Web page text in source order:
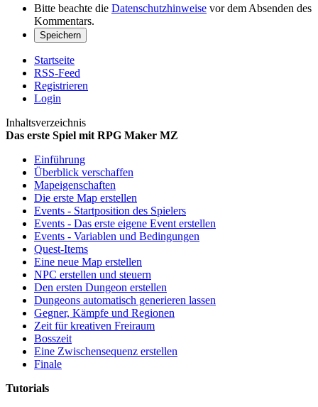
Bitte beachte die Datenschutzhinweise vor dem Absenden des
Kommentars.
Startseite
RSS-Feed
Registrieren
Login
Inhaltsverzeichnis
Das erste Spiel mit RPG Maker MZ
Einführung
Überblick verschaffen
Mapeigenschaften
Die erste Map erstellen
Events - Startposition des Spielers
Events - Das erste eigene Event erstellen
Events - Variablen und Bedingungen
Quest-Items
Eine neue Map erstellen
NPC erstellen und steuern
Den ersten Dungeon erstellen
Dungeons automatisch generieren lassen
Gegner, Kämpfe und Regionen
Zeit für kreativen Freiraum
Bosszeit
Eine Zwischensequenz erstellen
Finale
Tutorials